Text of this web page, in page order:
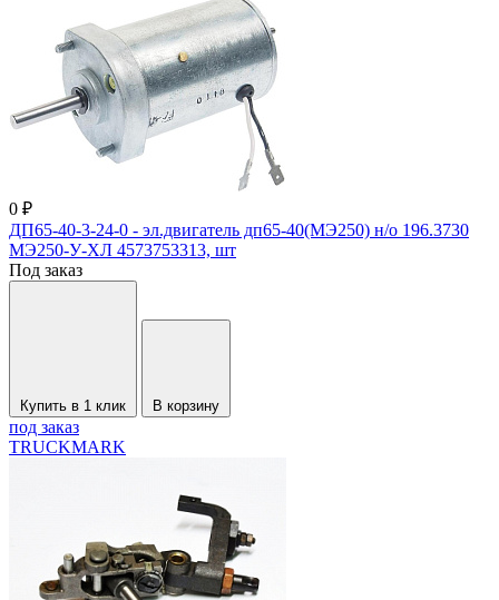
0 ₽
ДП65-40-3-24-0 - эл.двигатель дп65-40(МЭ250) н/о 196.3730
МЭ250-У-ХЛ 4573753313, шт
Под заказ
Купить в 1 клик В корзину
под заказ
TRUCKMARK